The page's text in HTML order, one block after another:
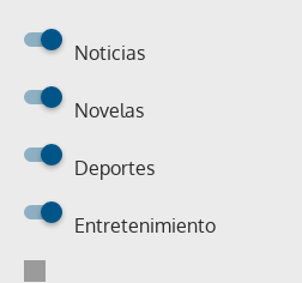
Noticias
Novelas
Deportes
Entretenimiento